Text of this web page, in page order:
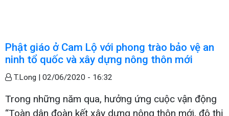
Phật giáo ở Cam Lộ với phong trào bảo vệ an
ninh tổ quốc và xây dựng nông thôn mới
T.Long | 02/06/2020 - 16:32
Trong những năm qua, hưởng ứng cuộc vận động
“Toàn dân đoàn kết xây dựng nông thôn mới, đô thị